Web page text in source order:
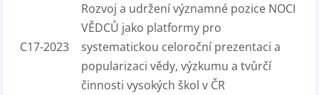
C17-2023
Rozvoj a udržení významné pozice NOCI
VĚDCŮ jako platformy pro
systematickou celoroční prezentaci a
popularizaci vědy, výzkumu a tvůrčí
činnosti vysokých škol v ČR